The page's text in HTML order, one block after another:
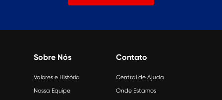
Sobre Nós
Valores e História
Nossa Equipe
Contato
Central de Ajuda
Onde Estamos